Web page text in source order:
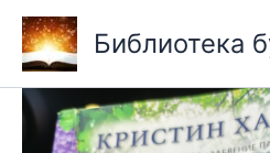
Перейти
содержимому
Библиотека